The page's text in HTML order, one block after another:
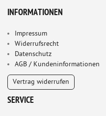
INFORMATIONEN
Impressum
Widerrufsrecht
Datenschutz
AGB / Kundeninformationen
Vertrag widerrufen
SERVICE